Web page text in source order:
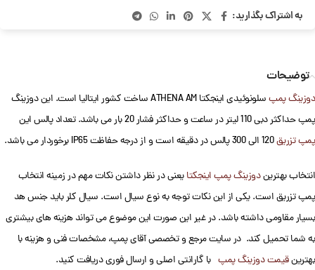
به اشتراک بگذارید:
توضیحات
دوزینگ پمپ
سلونوئیدی اینجکتا ATHENA AM ساخت کشور ایتالیا است. این دوزینگ
پمپ حداکثر دبی 110 لیتر در ساعت و حداکثر فشار 20 بار می باشد. تعداد پالس این
پمپ تزریق120 الی 300 پالس در دقیقه است و از درجه حفاظت IP65 برخوردار می باشد.
انتخاب بهتریندوزینگ پمپ اینجکتایعنی در نظر داشتن نکات مهم در زمینه انتخاب
پمپ تزریق است. یکی از این نکات توجه به نوع سیال است. سیال کلر باید جنس هد
بسیار مقاومی داشته باشد. در غیر این صورت این موضوع می تواند هزینه های بیشتری
به شما تحمیل کند. در سایت مرجع و تخصصی آقای پمپ، مشخصات فنی و هزینه با
بهترینقیمت دوزینگ پمپ با گارانتی اصلی و ارسال فوری دریافت کنید.